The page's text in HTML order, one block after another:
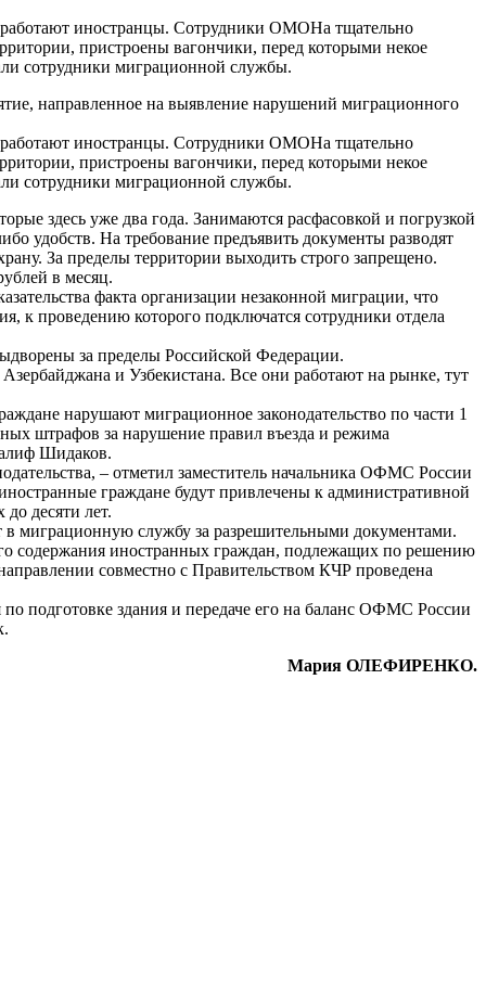
работают иностранцы. Сотрудники ОМОНа тщательно
пристроены вагончики, перед которыми некое
сотрудники миграционной службы.
направленное на выявление нарушений миграционного
работают иностранцы. Сотрудники ОМОНа тщательно
пристроены вагончики, перед которыми некое
сотрудники миграционной службы.
здесь уже два года. Занимаются расфасовкой и погрузкой
удобств. На требование предъявить документы разводят
За пределы территории выходить строго запрещено.
в месяц.
факта организации незаконной миграции, что
к проведению которого подключатся сотрудники отдела
за пределы Российской Федерации.
и Узбекистана. Все они работают на рынке, тут
нарушают миграционное законодательство по части 1
штрафов за нарушение правил въезда и режима
Шидаков.
– отметил заместитель начальника ОФМС России
граждане будут привлечены к административной
десяти лет.
миграционную службу за разрешительными документами.
содержания иностранных граждан, подлежащих по решению
совместно с Правительством КЧР проведена
подготовке здания и передаче его на баланс ОФМС России
Мария ОЛЕФИРЕНКО.